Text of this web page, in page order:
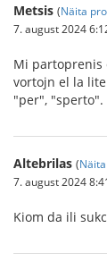
Metsis (Näita
7. august 2024
Mi partoprenis
vortojn el la
"per", "sperto".
Altebrilas (
7. august 2024
Kiom da ili